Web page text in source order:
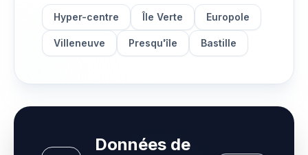
Hyper-centre Île Verte Europole
Villeneuve Presqu'île Bastille
Données de